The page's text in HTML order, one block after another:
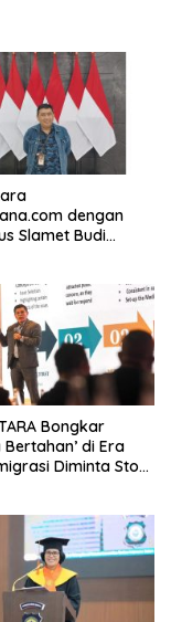
dengan
Slamet Budi
Bongkar
Bertahan’ di Era
Diminta Stop